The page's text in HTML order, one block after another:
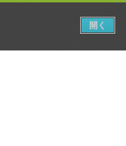
開く